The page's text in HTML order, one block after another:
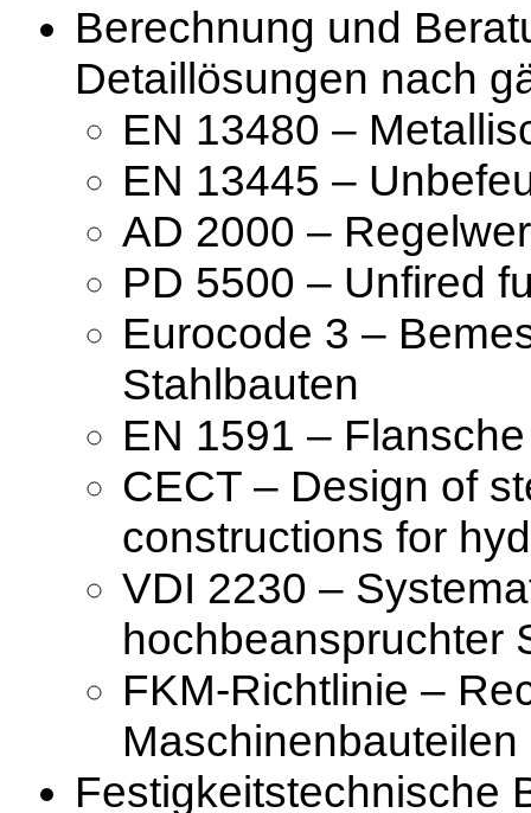
Berechnung und
Detaillösungen nach
EN 13480 –
EN 13445 –
AD 2000 –
PD 5500 – Unfired
Eurocode 3 –
Stahlbauten
EN 1591 –
CECT – Design of
constructions for
VDI 2230 –
hochbeanspruchter
FKM-Richtlinie –
Maschinenbauteilen
Festigkeitstechnische